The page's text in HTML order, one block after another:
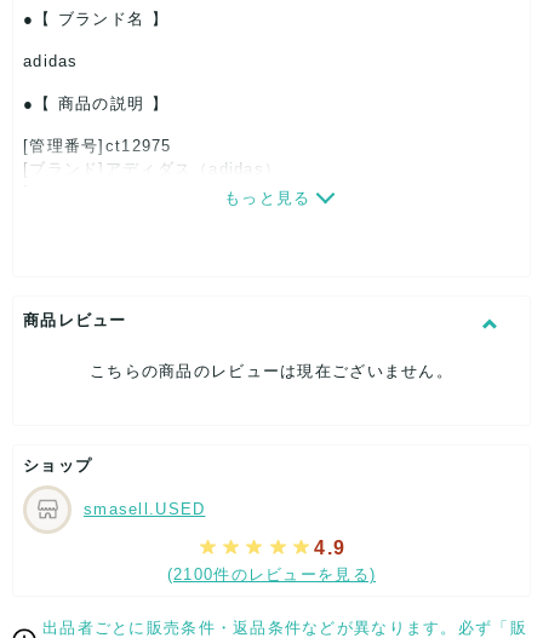
【 ブランド名 】
adidas
【 商品の説明 】
[管理番号]ct12975
[ブランド]アディダス（adidas）
ヒール高：約3cm
アウトソール全長：約27cm
[状態・コンディション]
部分的に少々ダメージはございますが、
全体的には、まだまだご活躍頂けるお品になります。
ダメージはできる限り、撮影しておりますので、ご確認下さい
ませ。
[状態追記]右足に部分的なキズ有り
【 サイズ・容量 】
もっと見る
商品レビュー
こちらの商品のレビューは現在ございません。
ショップ
smasell.USED
4.9
(2100件のレビューを見る)
出品者ごとに販売条件・返品条件などが異なります。必ず「販